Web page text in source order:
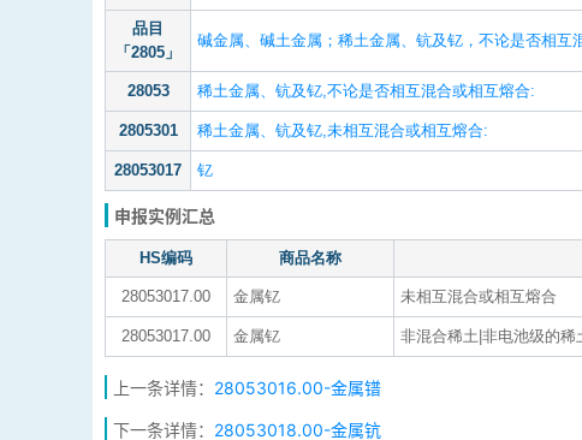
品目
「2805」
碱金属、碱土金属；稀土金属、钪及钇，不论是否相互
28053 稀土金属、钪及钇,不论是否相互混合或相互熔合:
2805301 稀土金属、钪及钇,未相互混合或相互熔合:
28053017 钇
申报实例汇总
HS编码 商品名称
28053017.00 金属钇 未相互混合或相互熔合
28053017.00 金属钇 非混合稀土|非电池级的稀
上一条详情： 28053016.00-金属镨
下一条详情： 28053018.00-金属钪